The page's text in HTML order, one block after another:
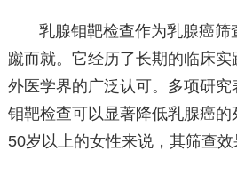
乳腺钼靶检查作为乳腺癌筛
蹴而就。它经历了长期的临床
外医学界的广泛认可。多项研
钼靶检查可以显著降低乳腺癌
50岁以上的女性来说，其筛查效